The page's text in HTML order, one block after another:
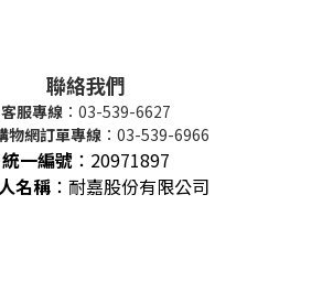
聯絡我們
客服專線 ：03-539-6627
物網訂單專線 ：03-539-6966
統一編號 ： 20971897
名稱 ：耐嘉股份有限公司